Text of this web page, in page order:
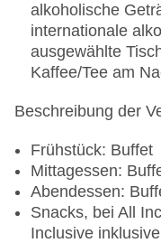
alkoholische
internationale
ausgewählte
Kaffee/Tee am
Beschreibung der
Frühstück: Buffet
Mittagessen:
Abendessen:
Snacks, bei All
Inclusive inklusive